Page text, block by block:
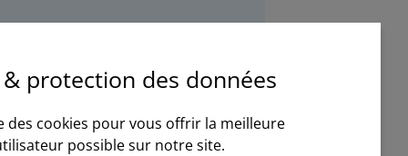
même ?
d’utilisateurs) doivent
»).
protection des données
des cookies pour vous offrir la meilleure
possible sur notre site.